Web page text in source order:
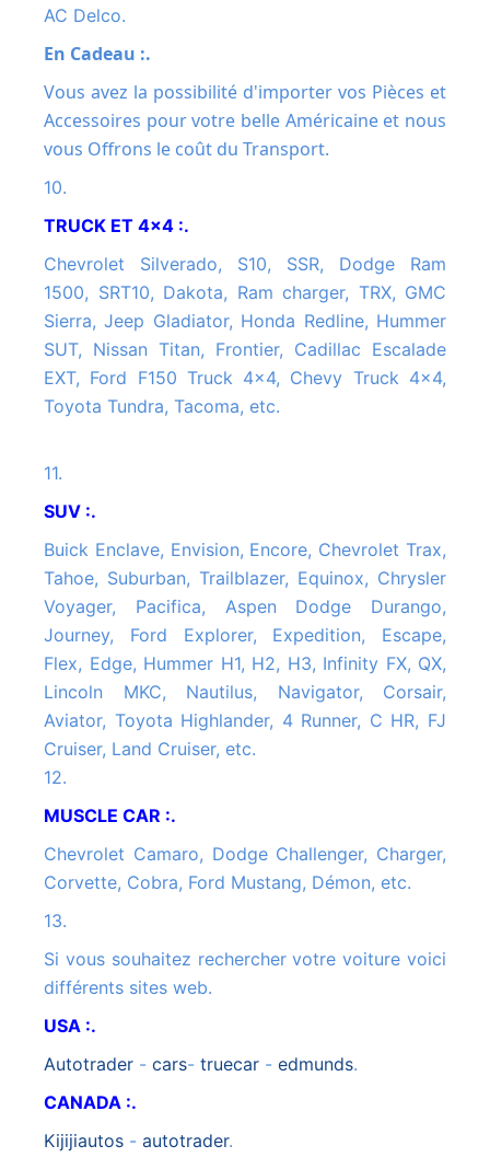
AC Delco.
En Cadeau :.
Vous avez la possibilité d'importer vos Pièces et
Accessoires pour votre belle Américaine et nous
vous Offrons le coût du Transport.
10.
TRUCK ET 4x4 :.
Chevrolet Silverado, S10, SSR, Dodge Ram
1500, SRT10, Dakota, Ram charger, TRX, GMC
Sierra, Jeep Gladiator, Honda Redline, Hummer
SUT, Nissan Titan, Frontier, Cadillac Escalade
EXT, Ford F150 Truck 4x4, Chevy Truck 4x4,
Toyota Tundra, Tacoma, etc.
11.
SUV :.
Buick Enclave, Envision, Encore, Chevrolet Trax,
Tahoe, Suburban, Trailblazer, Equinox, Chrysler
Voyager, Pacifica, Aspen Dodge Durango,
Journey, Ford Explorer, Expedition, Escape,
Flex, Edge, Hummer H1, H2, H3, Infinity FX, QX,
Lincoln MKC, Nautilus, Navigator, Corsair,
Aviator, Toyota Highlander, 4 Runner, C HR, FJ
Cruiser, Land Cruiser, etc.
12.
MUSCLE CAR :.
Chevrolet Camaro, Dodge Challenger, Charger,
Corvette, Cobra, Ford Mustang, Démon, etc.
13.
Si vous souhaitez rechercher votre voiture voici
différents sites web.
USA :.
autotrader - cars- truecar - edmunds.
CANADA :.
kijijiautos - autotrader.